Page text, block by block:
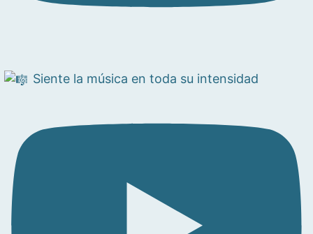
Siente la música en toda su intensidad